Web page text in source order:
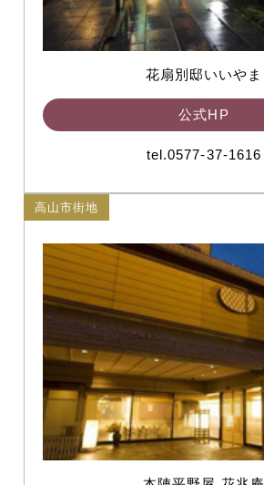
花扇別邸いいやま
公式HP
tel.0577-37-1616
高山市街地